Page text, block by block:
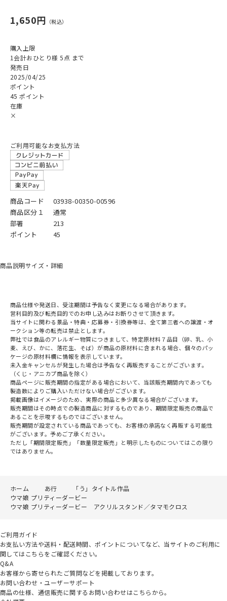
1,650円
購入上限
1会計おひとり様 5点 まで
発売日
2025/04/25
ポイント
45 ポイント
在庫
×
ご利用可能なお支払方法
商品コード
03938-00350-00596
商品区分１
通常
部署
213
ポイント
45
商品説明サイズ・詳細
商品仕様や発送日、受注期間は予告なく変更になる場合があります。
営利目的及び転売目的でのお申し込みはお断りさせて頂きます。
当サイトに関わる景品・特典・応募券・引換券等は、全て第三者への譲渡・オ
ークション等の転売は禁止とします。
弊社では食品のアレルギー物質につきまして、特定原材料７品目（卵、乳、小
麦、えび、かに、落花生、そば）が商品の原材料に含まれる場合、個々のパッ
ケージの原材料欄に情報を表示しています。
未入金キャンセルが発生した場合は予告なく再販売することがございます。
（くじ・アニカプ商品を除く）
商品ページに販売期間の指定がある場合において、当該販売期間内であっても
製造数によりご購入いただけない場合がございます。
掲載画像はイメージのため、実際の商品と多少異なる場合がございます。
販売期間はその時点での製造商品に対するものであり、期間限定販売の商品で
あることを示唆するものではございません。
販売期間が設定されている商品であっても、お客様の承諾なく再販する可能性
がございます。予めご了承ください。
ただし「期間限定販売」「数量限定販売」と明示したものについてはこの限り
ではありません。
ホーム あ行
「う」タイトル作品
ウマ娘 プリティーダービー
ウマ娘 プリティーダービー アクリルスタンド／タマモクロス
ご利用ガイド
お支払い方法や送料・配送時間、ポイントについてなど、当サイトのご利用に
関してはこちらをご確認ください。
Q&A
お客様から寄せられたご質問などを掲載しております。
お問い合わせ・ユーザーサポート
商品の仕様、通信販売に関するお問い合わせはこちらから。